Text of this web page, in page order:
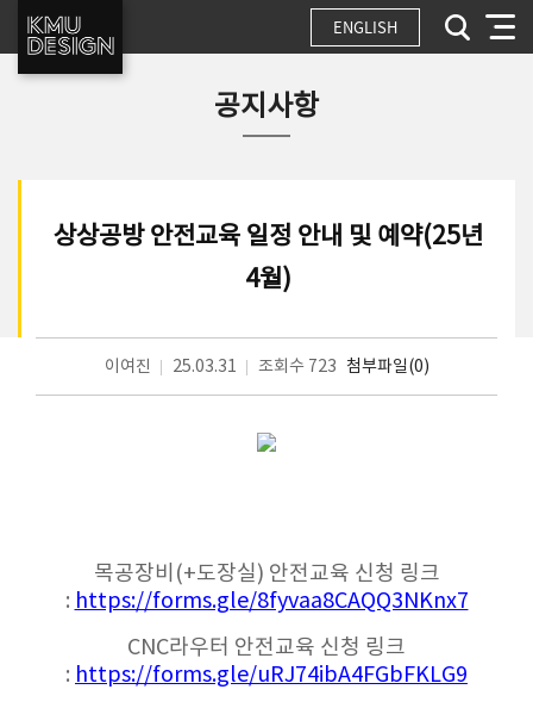
ENGLISH
공지사항
상상공방 안전교육 일정 안내 및 예약(25년
4월)
이여진 25.03.31 조회수 723 첨부파일(0)
목공장비(+도장실) 안전교육 신청 링크
: https://forms.gle/8fyvaa8CAQQ3NKnx7
CNC라우터 안전교육 신청 링크
: https://forms.gle/uRJ74ibA4FGbFKLG9